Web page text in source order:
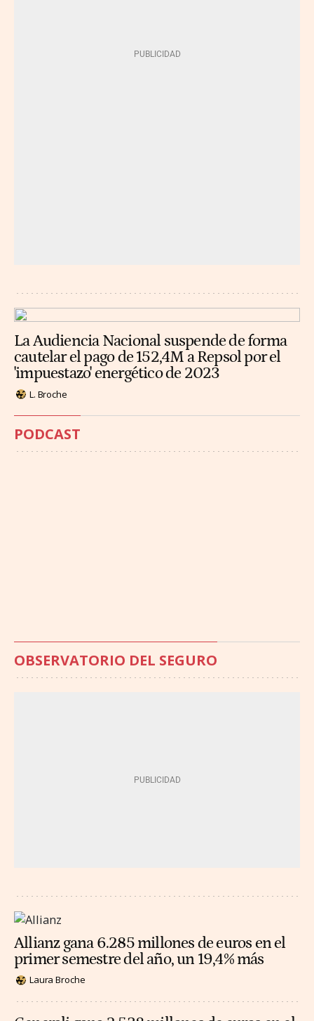
La Audiencia Nacional suspende de forma
cautelar el pago de 152,4M a Repsol por el
'impuestazo' energético de 2023
L. Broche
PODCAST
OBSERVATORIO DEL SEGURO
Allianz gana 6.285 millones de euros en el
primer semestre del año, un 19,4% más
Laura Broche